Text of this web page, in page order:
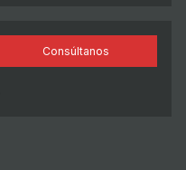
Consúltanos